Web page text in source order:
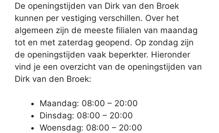
De openingstijden van Dirk van den Broek
kunnen per vestiging verschillen. Over het
algemeen zijn de meeste filialen van maandag
tot en met zaterdag geopend. Op zondag zijn
de openingstijden vaak beperkter. Hieronder
vind je een overzicht van de openingstijden van
Dirk van den Broek:
Maandag: 08:00 – 20:00
Dinsdag: 08:00 – 20:00
Woensdag: 08:00 – 20:00